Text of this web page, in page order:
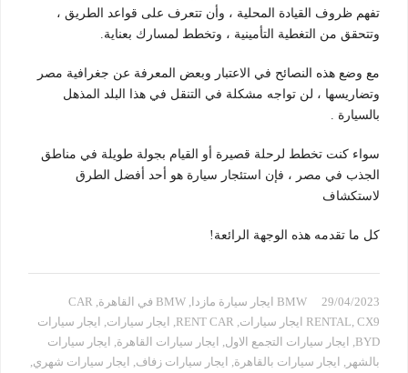
تفهم ظروف القيادة المحلية ، وأن تتعرف على قواعد الطريق ،
وتتحقق من التغطية التأمينية ، وتخطط لمسارك بعناية.
مع وضع هذه النصائح في الاعتبار وبعض المعرفة عن جغرافية مصر
وتضاريسها ، لن تواجه مشكلة في التنقل في هذا البلد المذهل
بالسيارة .
سواء كنت تخطط لرحلة قصيرة أو القيام بجولة طويلة في مناطق
الجذب في مصر ، فإن استئجار سيارة هو أحد أفضل الطرق
لاستكشاف
كل ما تقدمه هذه الوجهة الرائعة!
29/04/2023 BMW ايجار سيارة مازدا , BMW في القاهرة ,
CAR
RENTAL, CX9 ايجار سيارات ,
RENT CAR
, ايجار سيارات, ايجار سيارات
BYD
, ايجار سيارات التجمع الاول, ايجار سيارات القاهرة, ايجار سيارات
بالشهر , ايجار سيارات بالقاهرة, ايجار سيارات زفاف, ايجار سيارات شهري,